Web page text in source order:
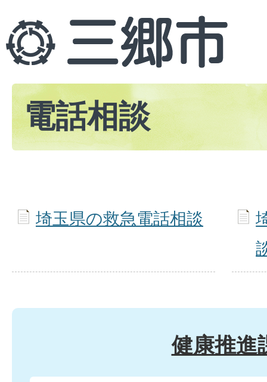
電話相談
埼玉県の救急電話相談
健康推進